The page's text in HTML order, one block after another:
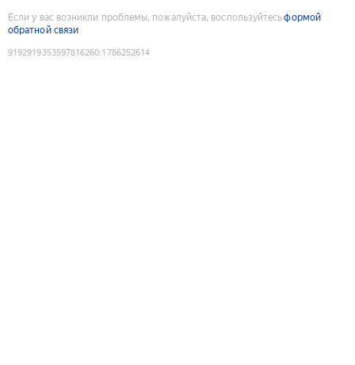
Если у вас возникли проблемы, пожалуйста, воспользуйтесьформой
обратной связи
9192919353597816260:1786252614